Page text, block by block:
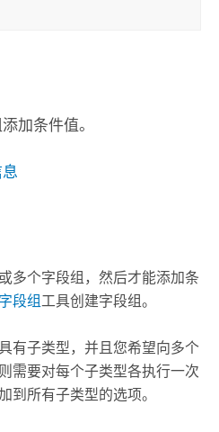
加条件值。
多个字段组，然后才能添加条
段组 工具创建字段组。
有子类型，并且您希望向多个
需要对每个子类型各执行一次
到所有子类型的选项。